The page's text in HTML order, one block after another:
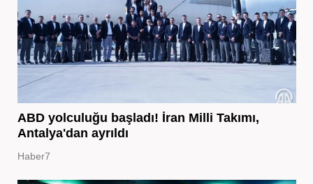
ABD yolculuğu başladı! İran Milli Takımı,
Antalya'dan ayrıldı
Haber7